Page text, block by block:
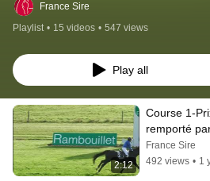
France Sire
Playlist • 15 videos • 547 views
Play all
2:12
Course 1-
remporté
Plumier
France Sire
492 views • 1